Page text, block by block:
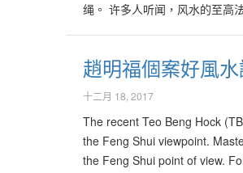
绳。 许多人听闻，风水的至高
法,子孙公母水法, 玄空水法, 进
之师，也是只知其意，而不知
重者甚至家破人亡。 所以一些
运期间(2004至2023年)，坤方
水池"。然而，在一些情况下，
趙明福個案好風
十二月 18, 2017
The recent Teo Beng Hock
the Feng Shui viewpoint.
the Feng Shui point of view.